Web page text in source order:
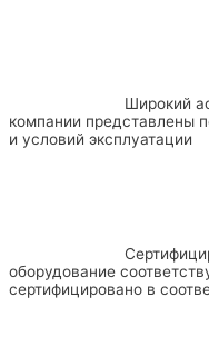
Широкий
компании представлены
и условий эксплуатации
оборудование
сертифицировано в